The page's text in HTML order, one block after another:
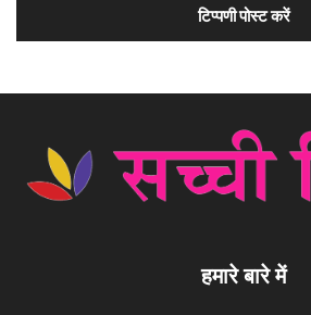
हमारे बारे में